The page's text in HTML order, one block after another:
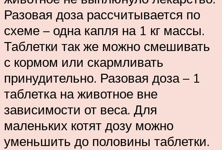
Разовая доза рассчитывается по
схеме – одна капля на 1 кг массы.
Таблетки так же можно смешивать
с кормом или скармливать
принудительно. Разовая доза – 1
таблетка на животное вне
зависимости от веса. Для
маленьких котят дозу можно
уменьшить до половины таблетки.